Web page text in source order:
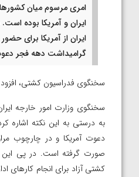
امری مرسوم میان
ایران و آمریکا بوده
ایران از آمریکا برای
گرامیداشت دهه فجر
سخنگوی فدراسیون کشتی،
سخنگوی وزارت امور خارجه
به درستی به این نکته اشاره
دعوت آمریکا و در چارچوب
صورت گرفته است. در پی
کشتی آزاد برای انجام کارهای